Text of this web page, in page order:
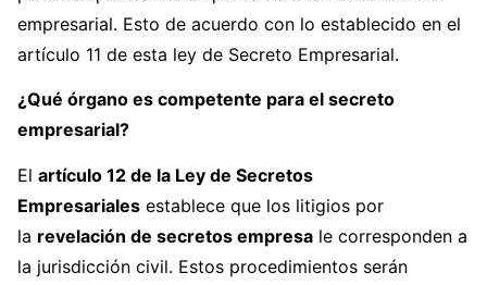
empresarial. Esto de acuerdo con lo establecido en el
artículo 11 de esta ley de Secreto Empresarial.
¿Qué órgano es competente para el secreto
empresarial?
El artículo 12 de la Ley de Secretos
Empresariales establece que los litigios por
la revelación de secretos empresa le corresponden a
la jurisdicción civil. Estos procedimientos serán